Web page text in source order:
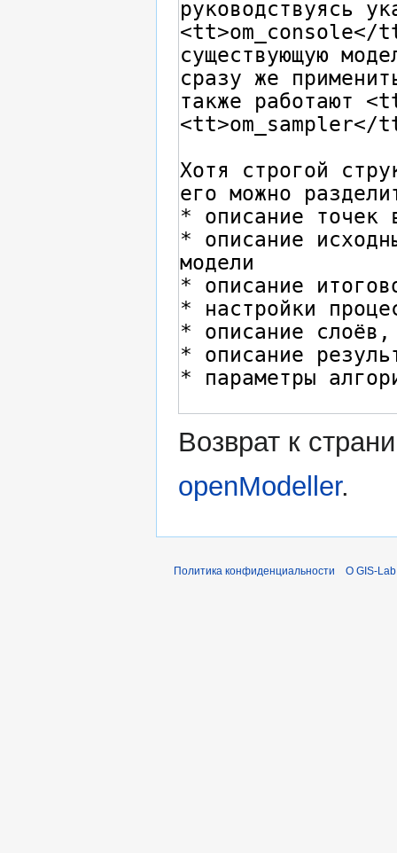
Возврат к
openModeller.
Политика конфиденциальности О GIS-Lab